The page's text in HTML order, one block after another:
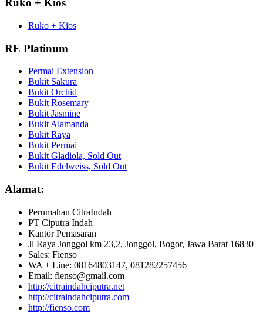
Ruko + Kios
Ruko + Kios
RE Platinum
Permai Extension
Bukit Sakura
Bukit Orchid
Bukit Rosemary
Bukit Jasmine
Bukit Alamanda
Bukit Raya
Bukit Permai
Bukit Gladiola, Sold Out
Bukit Edelweiss, Sold Out
Alamat:
Perumahan CitraIndah
PT Ciputra Indah
Kantor Pemasaran
Jl Raya Jonggol km 23,2, Jonggol, Bogor, Jawa Barat 16830
Sales: Fienso
WA + Line: 08164803147, 081282257456
Email: fienso@gmail.com
http://citraindahciputra.net
http://citraindahciputra.com
http://fienso.com